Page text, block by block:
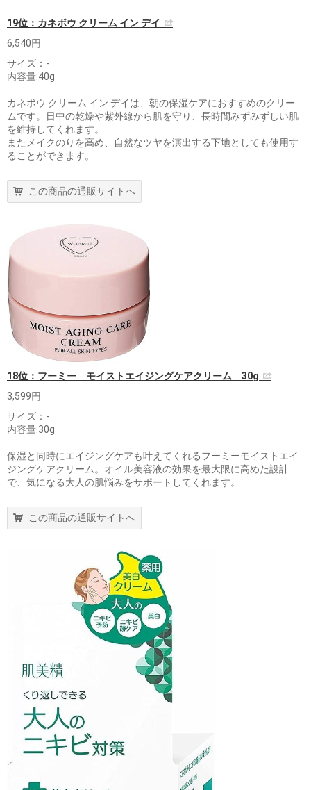
19位：カネボウ クリーム イン デイ
6,540円
サイズ：‎-
内容量:40g
カネボウ クリーム イン デイは、朝の保湿ケアにおすすめのクリー
ムです。日中の乾燥や紫外線から肌を守り、長時間みずみずしい肌
を維持してくれます。
またメイクのりを高め、自然なツヤを演出する下地としても使用す
ることができます。
この商品の通販サイトへ
18位：フーミー モイストエイジングケアクリーム 30g
3,599円
サイズ：‎-
内容量:30g
保湿と同時にエイジングケアも叶えてくれるフーミーモイストエイ
ジングケアクリーム。オイル美容液の効果を最大限に高めた設計
で、気になる大人の肌悩みをサポートしてくれます。
この商品の通販サイトへ